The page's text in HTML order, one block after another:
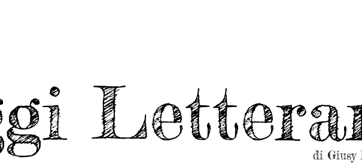
di Giusy